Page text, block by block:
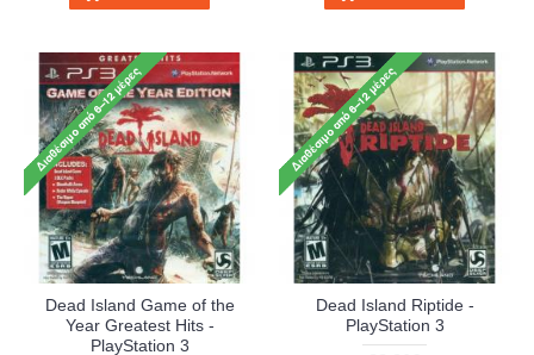
Dead Island Game of the
Year Greatest Hits -
PlayStation 3
Dead Island Riptide -
PlayStation 3